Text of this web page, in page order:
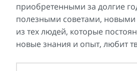
приобретенными за долгие
полезными советами,
из тех людей, которые
новые знания и опыт, любит